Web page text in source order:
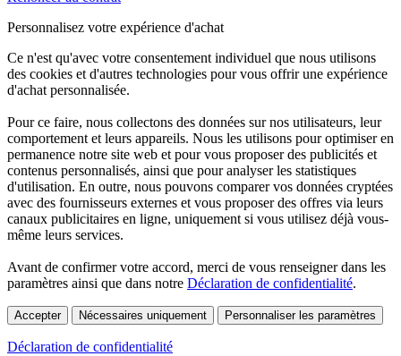
Personnalisez votre expérience d'achat
Ce n'est qu'avec votre consentement individuel que nous utilisons
des cookies et d'autres technologies pour vous offrir une expérience
d'achat personnalisée.
Pour ce faire, nous collectons des données sur nos utilisateurs, leur
comportement et leurs appareils. Nous les utilisons pour optimiser en
permanence notre site web et pour vous proposer des publicités et
contenus personnalisés, ainsi que pour analyser les statistiques
d'utilisation. En outre, nous pouvons comparer vos données cryptées
avec des fournisseurs externes et vous proposer des offres via leurs
canaux publicitaires en ligne, uniquement si vous utilisez déjà vous-
même leurs services.
Avant de confirmer votre accord, merci de vous renseigner dans les
paramètres ainsi que dans notre Déclaration de confidentialité.
Accepter Nécessaires uniquement Personnaliser les paramètres
Déclaration de confidentialité